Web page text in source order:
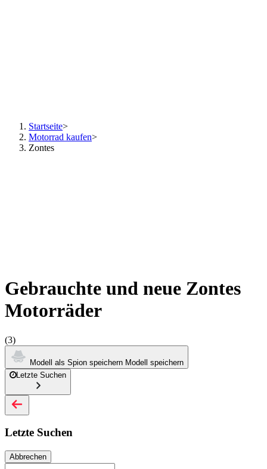
Startseite>
Motorrad kaufen>
Zontes
Gebrauchte und neue Zontes
Motorräder
(3)
Modell als Spion speichern Modell speichern
Letzte Suchen
Letzte Suchen
Abbrechen